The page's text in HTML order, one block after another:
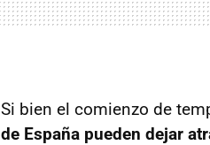
Si bien el comienzo de
de España pueden dejar